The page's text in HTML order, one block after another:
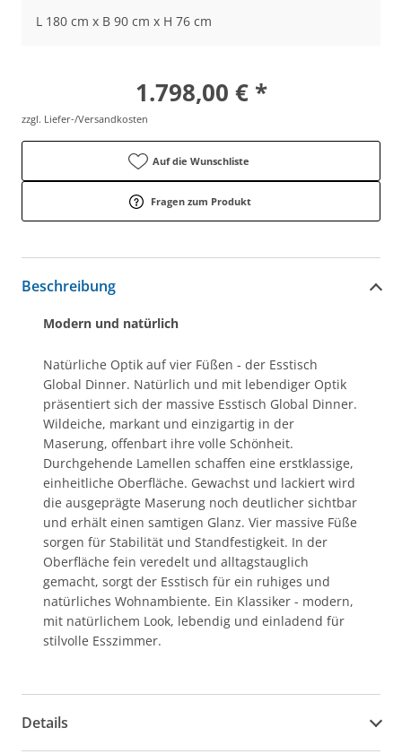
L 180 cm x B 90 cm x H 76 cm
1.798,00 € *
zzgl. Liefer-/Versandkosten
Auf die Wunschliste
Fragen zum Produkt
Beschreibung
Modern und natürlich
Natürliche Optik auf vier Füßen - der Esstisch
Global Dinner. Natürlich und mit lebendiger Optik
präsentiert sich der massive Esstisch Global Dinner.
Wildeiche, markant und einzigartig in der
Maserung, offenbart ihre volle Schönheit.
Durchgehende Lamellen schaffen eine erstklassige,
einheitliche Oberfläche. Gewachst und lackiert wird
die ausgeprägte Maserung noch deutlicher sichtbar
und erhält einen samtigen Glanz. Vier massive Füße
sorgen für Stabilität und Standfestigkeit. In der
Oberfläche fein veredelt und alltagstauglich
gemacht, sorgt der Esstisch für ein ruhiges und
natürliches Wohnambiente. Ein Klassiker - modern,
mit natürlichem Look, lebendig und einladend für
stilvolle Esszimmer.
Details